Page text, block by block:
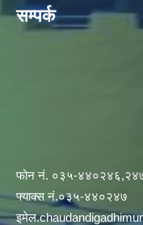
सम्पर्क
फोन नं. ०३५-
फ्याक्स नं.०३५-४४०२४७
इमेल